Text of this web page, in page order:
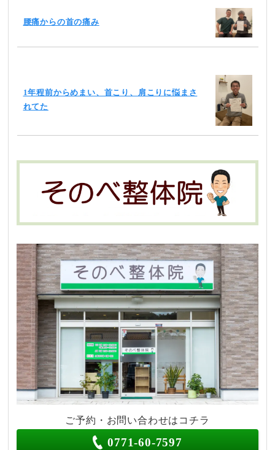
腰痛からの首の痛み
1年程前からめまい、首こり、肩こりに悩まさ
れてた
ご予約・お問い合わせはコチラ
0771-60-7597